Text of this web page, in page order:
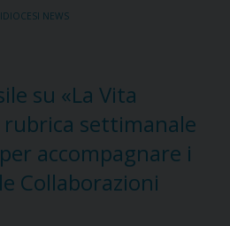
NEWS
su «La Vita
settimanale
accompagnare i
Collaborazioni